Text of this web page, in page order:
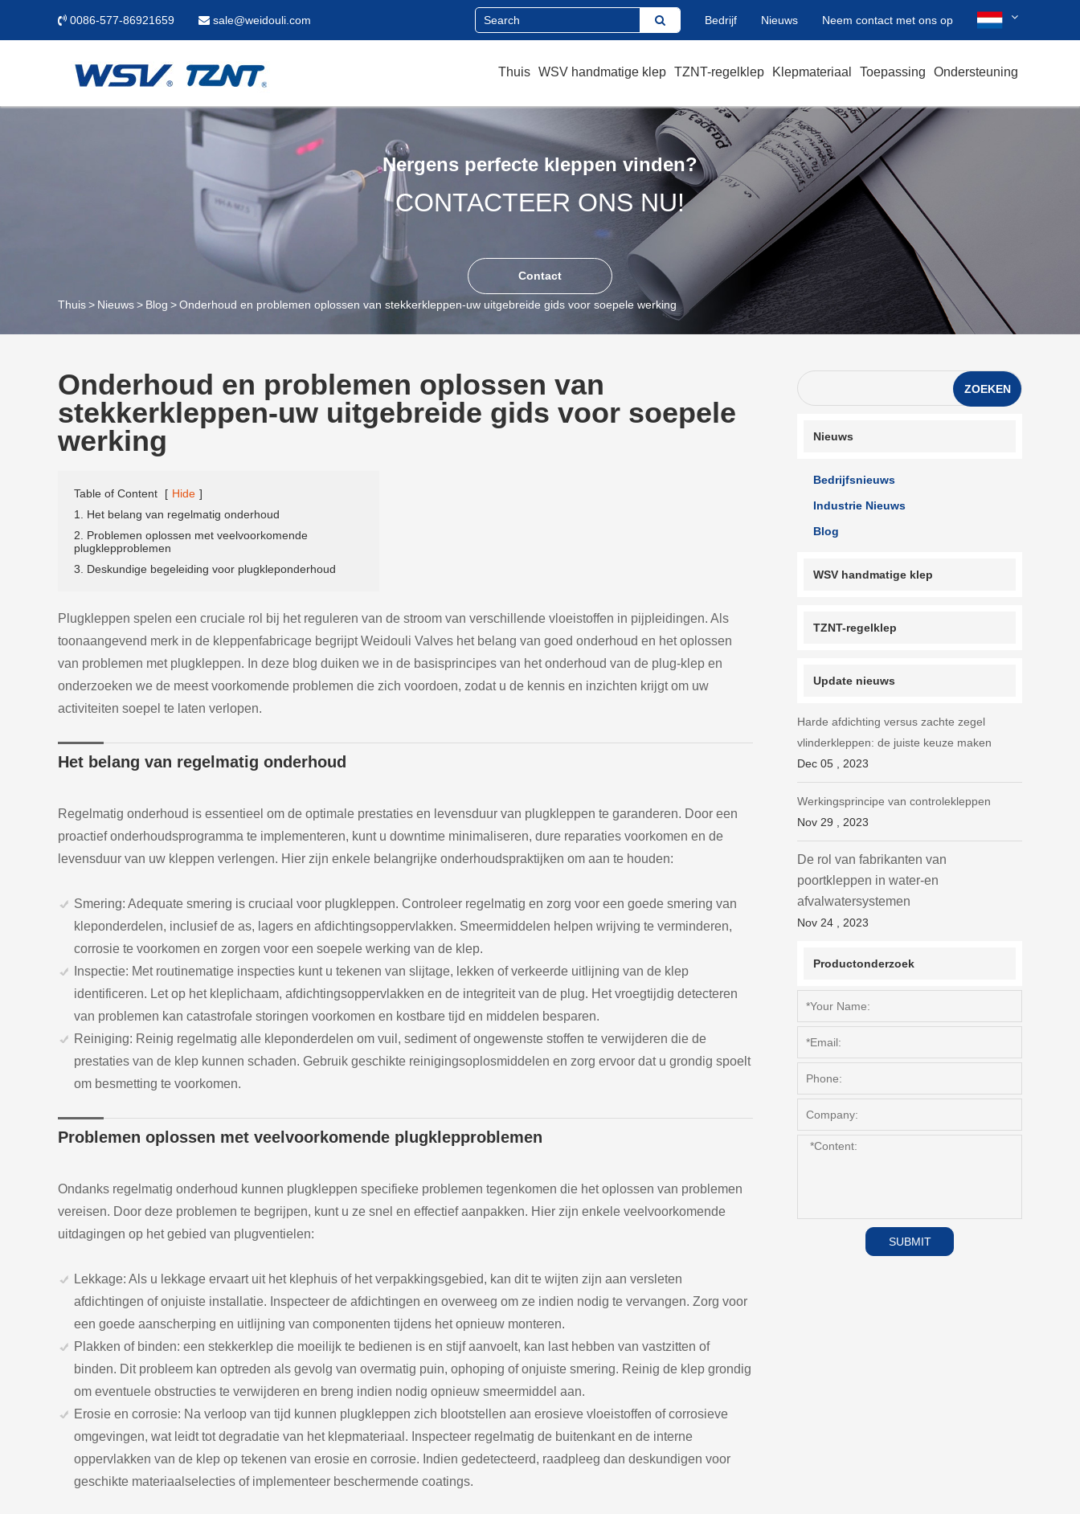
0086-577-86921659 sale@weidouli.com Bedrijf Nieuws Neem contact met ons op
Thuis WSV handmatige klep TZNT-regelklep Klepmateriaal Toepassing Ondersteuning
Nergens perfecte kleppen vinden?
CONTACTEER ONS NU!
Contact
Thuis Nieuws Blog Onderhoud en problemen oplossen van stekkerkleppen-uw uitgebreide gids voor soepele werking
Onderhoud en problemen oplossen van
stekkerkleppen-uw uitgebreide gids voor soepele
werking
Table of Content [ Hide ]
1. Het belang van regelmatig onderhoud
2. Problemen oplossen met veelvoorkomende
plugklepproblemen
3. Deskundige begeleiding voor plugkleponderhoud
Plugkleppen spelen een cruciale rol bij het reguleren van de stroom van verschillende vloeistoffen in pijpleidingen. Als
toonaangevend merk in de kleppenfabricage begrijpt Weidouli Valves het belang van goed onderhoud en het oplossen
van problemen met plugkleppen. In deze blog duiken we in de basisprincipes van het onderhoud van de plug-klep en
onderzoeken we de meest voorkomende problemen die zich voordoen, zodat u de kennis en inzichten krijgt om uw
activiteiten soepel te laten verlopen.
Het belang van regelmatig onderhoud
Regelmatig onderhoud is essentieel om de optimale prestaties en levensduur van plugkleppen te garanderen. Door een
proactief onderhoudsprogramma te implementeren, kunt u downtime minimaliseren, dure reparaties voorkomen en de
levensduur van uw kleppen verlengen. Hier zijn enkele belangrijke onderhoudspraktijken om aan te houden:
Smering: Adequate smering is cruciaal voor plugkleppen. Controleer regelmatig en zorg voor een goede smering van
kleponderdelen, inclusief de as, lagers en afdichtingsoppervlakken. Smeermiddelen helpen wrijving te verminderen,
corrosie te voorkomen en zorgen voor een soepele werking van de klep.
Inspectie: Met routinematige inspecties kunt u tekenen van slijtage, lekken of verkeerde uitlijning van de klep
identificeren. Let op het kleplichaam, afdichtingsoppervlakken en de integriteit van de plug. Het vroegtijdig detecteren
van problemen kan catastrofale storingen voorkomen en kostbare tijd en middelen besparen.
Reiniging: Reinig regelmatig alle kleponderdelen om vuil, sediment of ongewenste stoffen te verwijderen die de
prestaties van de klep kunnen schaden. Gebruik geschikte reinigingsoplosmiddelen en zorg ervoor dat u grondig spoelt
om besmetting te voorkomen.
Problemen oplossen met veelvoorkomende plugklepproblemen
Ondanks regelmatig onderhoud kunnen plugkleppen specifieke problemen tegenkomen die het oplossen van problemen
vereisen. Door deze problemen te begrijpen, kunt u ze snel en effectief aanpakken. Hier zijn enkele veelvoorkomende
uitdagingen op het gebied van plugventielen:
Lekkage: Als u lekkage ervaart uit het klephuis of het verpakkingsgebied, kan dit te wijten zijn aan versleten
afdichtingen of onjuiste installatie. Inspecteer de afdichtingen en overweeg om ze indien nodig te vervangen. Zorg voor
een goede aanscherping en uitlijning van componenten tijdens het opnieuw monteren.
Plakken of binden: een stekkerklep die moeilijk te bedienen is en stijf aanvoelt, kan last hebben van vastzitten of
binden. Dit probleem kan optreden als gevolg van overmatig puin, ophoping of onjuiste smering. Reinig de klep grondig
om eventuele obstructies te verwijderen en breng indien nodig opnieuw smeermiddel aan.
Erosie en corrosie: Na verloop van tijd kunnen plugkleppen zich blootstellen aan erosieve vloeistoffen of corrosieve
omgevingen, wat leidt tot degradatie van het klepmateriaal. Inspecteer regelmatig de buitenkant en de interne
oppervlakken van de klep op tekenen van erosie en corrosie. Indien gedetecteerd, raadpleeg dan deskundigen voor
geschikte materiaalselecties of implementeer beschermende coatings.
ZOEKEN
Nieuws
Bedrijfsnieuws
Industrie Nieuws
Blog
WSV handmatige klep
TZNT-regelklep
Update nieuws
Harde afdichting versus zachte zegel
vlinderkleppen: de juiste keuze maken
Dec 05 , 2023
Werkingsprincipe van controlekleppen
Nov 29 , 2023
De rol van fabrikanten van
poortkleppen in water-en
afvalwatersystemen
Nov 24 , 2023
Productonderzoek
SUBMIT